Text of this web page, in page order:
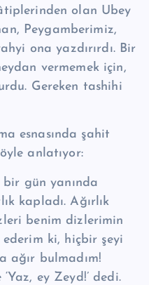
olan Ubey
Peygamberimiz,
ona yazdırırdı. Bir
vermemek için,
Gereken tashihi
esnasında şahit
anlatıyor:
bir gün yanında
kapladı. Ağırlık
benim dizlerimin
ki, hiçbir şeyi
ağır bulmadım!
ey Zeyd!’ dedi.